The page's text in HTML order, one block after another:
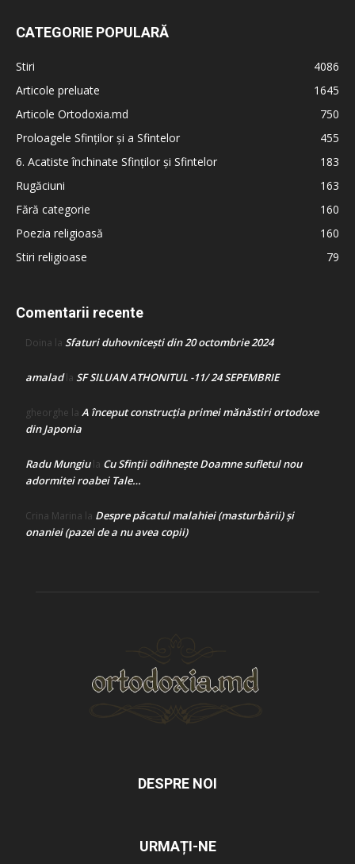
CATEGORIE POPULARĂ
Stiri
4086
Articole preluate
1645
Articole Ortodoxia.md
750
Proloagele Sfinților și a Sfintelor
455
6. Acatiste închinate Sfinților și Sfintelor
183
Rugăciuni
163
Fără categorie
160
Poezia religioasă
160
Stiri religioase
79
Comentarii recente
Doina la Sfaturi duhovnicești din 20 octombrie 2024
amaladla SF SILUAN ATHONITUL -11/ 24 SEPEMBRIE
gheorghe la A început construcţia primei mănăstiri ortodoxe
din Japonia
Radu Mungiula Cu Sfinții odihnește Doamne sufletul nou
adormitei roabei Tale…
Crina Marina la Despre păcatul malahiei (masturbării) şi
onaniei (pazei de a nu avea copii)
DESPRE NOI
URMAȚI-NE